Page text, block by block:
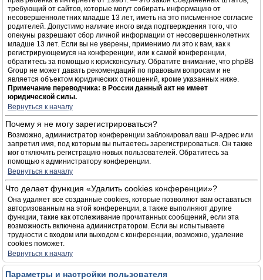
требующий от сайтов, которые могут собирать информацию от
несовершеннолетних младше 13 лет, иметь на это письменное согласие
родителей. Допустимо наличие иного вида подтверждения того, что
опекуны разрешают сбор личной информации от несовершеннолетних
младше 13 лет. Если вы не уверены, применимо ли это к вам, как к
регистрирующемуся на конференции, или к самой конференции,
обратитесь за помощью к юрисконсульту. Обратите внимание, что phpBB
Group не может давать рекомендаций по правовым вопросам и не
является объектом юридических отношений, кроме указанных ниже.
Примечание переводчика: в России данный акт не имеет
юридической силы.
Вернуться к началу
Почему я не могу зарегистрироваться?
Возможно, администратор конференции заблокировал ваш IP-адрес или
запретил имя, под которым вы пытаетесь зарегистрироваться. Он также
мог отключить регистрацию новых пользователей. Обратитесь за
помощью к администратору конференции.
Вернуться к началу
Что делает функция «Удалить cookies конференции»?
Она удаляет все созданные cookies, которые позволяют вам оставаться
авторизованным на этой конференции, а также выполняют другие
функции, такие как отслеживание прочитанных сообщений, если эта
возможность включена администратором. Если вы испытываете
трудности с входом или выходом с конференции, возможно, удаление
cookies поможет.
Вернуться к началу
Параметры и настройки пользователя